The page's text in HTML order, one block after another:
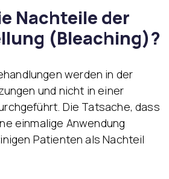
Nachteile der
(Bleaching)?
werden in der
und nicht in einer
Die Tatsache, dass
einmalige Anwendung
Patienten als Nachteil